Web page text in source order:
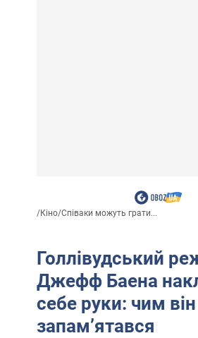
/Кіно/Співаки можуть грати...
Голлівудський
Джефф Баена
себе руки: чим він
запамʼятався